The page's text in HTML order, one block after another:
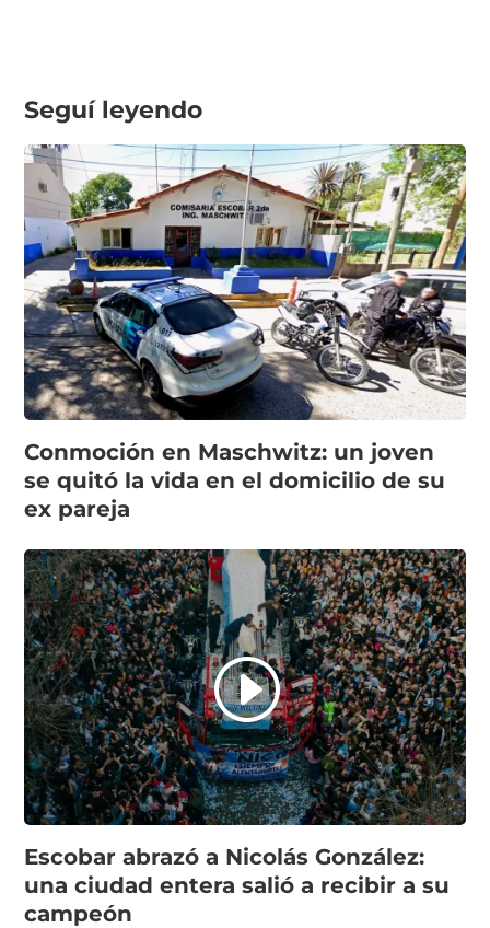
Seguí leyendo
Conmoción en Maschwitz: un joven
se quitó la vida en el domicilio de su
ex pareja
Escobar abrazó a Nicolás González:
una ciudad entera salió a recibir a su
campeón